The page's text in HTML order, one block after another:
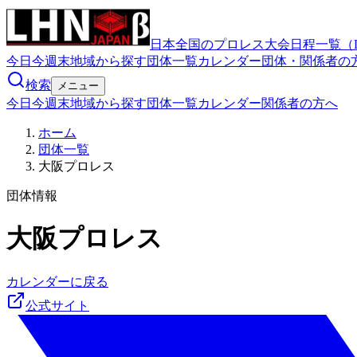
日本全国のプロレス大会日程一覧（
今日 今週末地域から探す団体一覧カレンダー団体・関係者の
検索
メニュー
今日 今週末地域から探す団体一覧カレンダー関係者の方へ
ホーム
団体一覧
大阪プロレス
団体情報
大阪プロレス
カレンダーに戻る
公式サイト